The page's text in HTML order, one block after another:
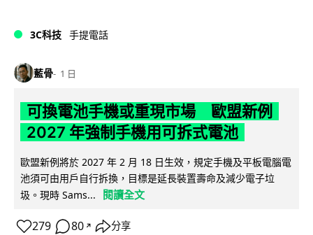
3C科技 手提電話
藍骨 1 日
可換電池手機或重現市場 歐盟新例
2027 年強制手機用可拆式電池
歐盟新例將於 2027 年 2 月 18 日生效，規定手機及平板電腦電
池須可由用戶自行拆換，目標是延長裝置壽命及減少電子垃
圾。現時 Sams...
閱讀全文
279 80 ↗ 分享